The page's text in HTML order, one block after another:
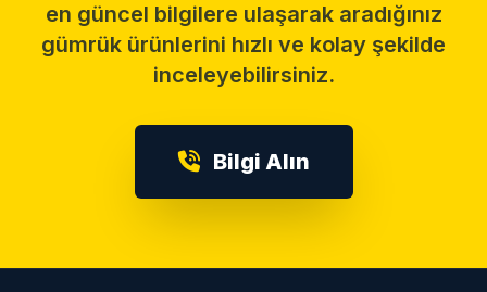
en güncel bilgilere ulaşarak aradığınız
gümrük ürünlerini hızlı ve kolay şekilde
inceleyebilirsiniz.
Bilgi Alın